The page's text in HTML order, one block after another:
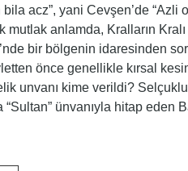
acz”, yani Cevşen’de “Azli
mutlak anlamda, Kralların
bir bölgenin idaresinden
önce genellikle kırsal
unvanı kime verildi?
“Sultan” ünvanıyla hitap eden